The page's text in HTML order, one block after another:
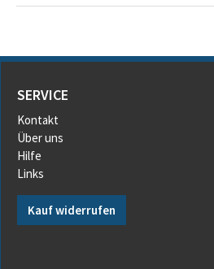
SERVICE
Kontakt
Über uns
Hilfe
Links
Kauf widerrufen